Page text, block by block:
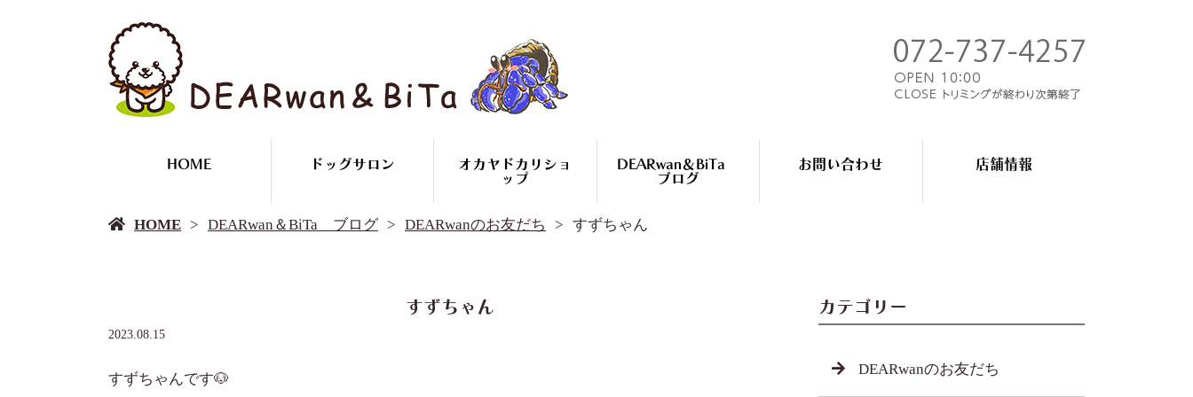
HOME ドッグサロン
オカヤドカリショ
ップ
DEARwan＆BiTa
ブログ
DEARwanのお友だち
コースのご案内
オカヤドカリ
オカヤドカリ繁殖
お問い合わせ 店舗情報
DEARwan＆BiTa ブログ
HOME DEARwan＆BiTa ブログ DEARwanのお友だち すずちゃん
すずちゃん
2023.08.15
すずちゃんです🐶
カテゴリー
DEARwanのお友だち